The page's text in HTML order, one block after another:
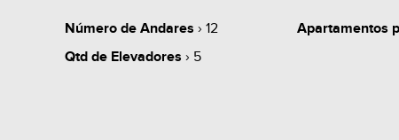
➡ Salão de festas mobiliado.
➡ Dois elevadores.
Número de Andares› 12 Apartamentos
Qtd de Elevadores › 5